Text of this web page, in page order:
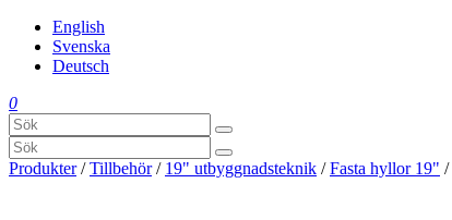
English
Svenska
Deutsch
0
Produkter/Tillbehör/ 19" utbyggnadsteknik /Fasta hyllor 19" /